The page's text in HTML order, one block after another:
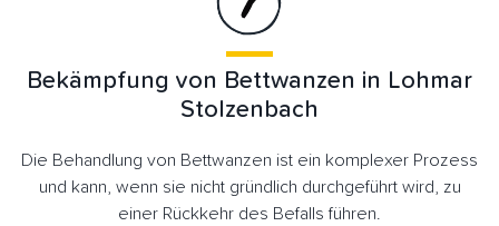
Bekämpfung von Bettwanzen in Lohmar
Stolzenbach
Die Behandlung von Bettwanzen ist ein komplexer Prozess
und kann, wenn sie nicht gründlich durchgeführt wird, zu
einer Rückkehr des Befalls führen.